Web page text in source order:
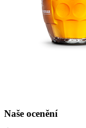
Naše ocenění